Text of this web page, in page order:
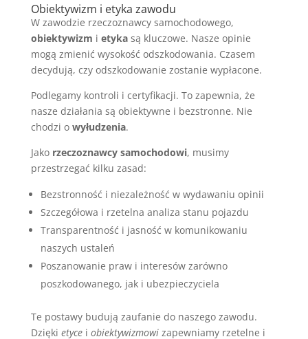
Obiektywizm i etyka zawodu
W zawodzie rzeczoznawcy samochodowego,
obiektywizm i etykasą kluczowe. Nasze opinie
mogą zmienić wysokość odszkodowania. Czasem
decydują, czy odszkodowanie zostanie wypłacone.
Podlegamy kontroli i certyfikacji. To zapewnia, że
nasze działania są obiektywne i bezstronne. Nie
chodzi o wyłudzenia.
Jako rzeczoznawcy samochodowi, musimy
przestrzegać kilku zasad:
Bezstronność i niezależność w wydawaniu opinii
Szczegółowa i rzetelna analiza stanu pojazdu
Transparentność i jasność w komunikowaniu
naszych ustaleń
Poszanowanie praw i interesów zarówno
poszkodowanego, jak i ubezpieczyciela
Te postawy budują zaufanie do naszego zawodu.
Dzięki etycei obiektywizmowizapewniamy rzetelne i